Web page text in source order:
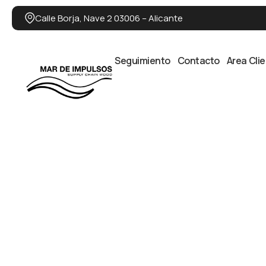
Calle Borja, Nave 2 03006 – Alicante
Seguimiento Contacto Area